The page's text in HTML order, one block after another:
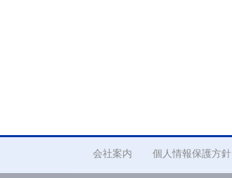
会社案内 個人情報保護方針